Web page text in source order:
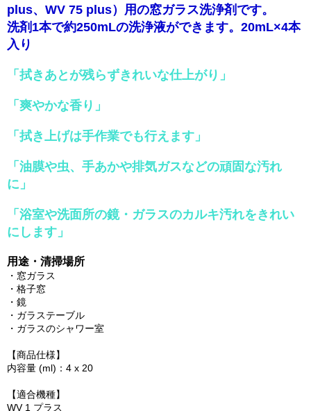
plus、WV 75 plus）用の窓ガラス洗浄剤です。
洗剤1本で約250mLの洗浄液ができます。20mL×4本
入り
「拭きあとが残らずきれいな仕上がり」
「爽やかな香り」
「拭き上げは手作業でも行えます」
「油膜や虫、手あかや排気ガスなどの頑固な汚れ
に」
「浴室や洗面所の鏡・ガラスのカルキ汚れをきれい
にします」
用途・清掃場所
・窓ガラス
・格子窓
・鏡
・ガラステーブル
・ガラスのシャワー室
【商品仕様】
内容量 (ml)：4 x 20
【適合機種】
WV 1 プラス